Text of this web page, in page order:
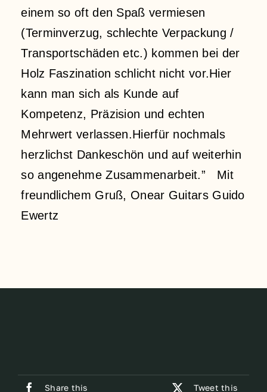
einem so oft den Spaß vermiesen
(Terminverzug, schlechte Verpackung /
Transportschäden etc.) kommen bei der
Holz Faszination schlicht nicht vor.Hier
kann man sich als Kunde auf
Kompetenz, Präzision und echten
Mehrwert verlassen.Hierfür nochmals
herzlichst Dankeschön und auf weiterhin
so angenehme Zusammenarbeit.” Mit
freundlichem Gruß, Onear Guitars Guido
Ewertz
Share this Tweet this